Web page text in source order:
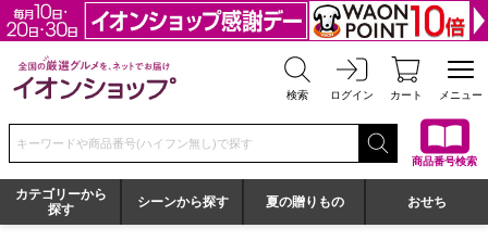
全国の厳選グルメを、ネットでお届け イオンショップ
検索 ログイン カート メニュー
検索キーワードまたは商品番号を入力してください
商品番号検索
カテゴリーから
探す
シーンから探す 夏の贈りもの おせち